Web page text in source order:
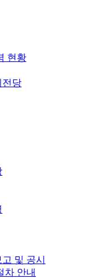
현황
전당
및 공시
차 안내